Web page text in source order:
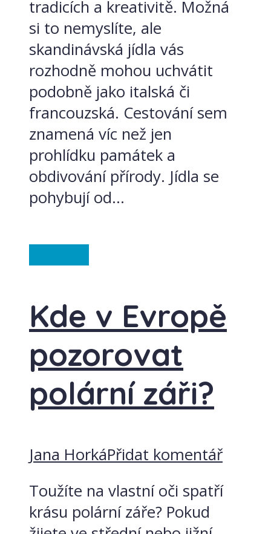
tradicích a kreativitě. Možná
si to nemyslíte, ale
skandinávská jídla vás
rozhodně mohou uchvátit
podobně jako italská či
francouzská. Cestování sem
znamená víc než jen
prohlídku památek a
obdivování přírody. Jídla se
pohybují od...
Kde v Evropě
pozorovat
polární záři?
Jana HorkáPřidat komentář
Toužíte na vlastní oči spatří
krásu polární záře? Pokud